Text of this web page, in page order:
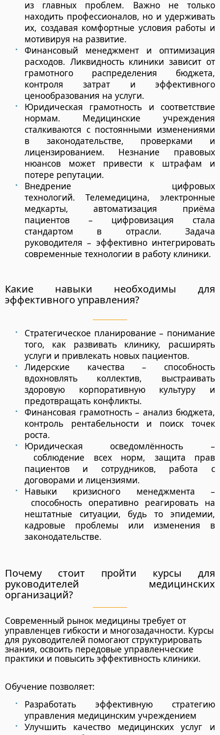
из главных проблем. Важно не только
находить профессионалов, но и удерживать
их, создавая комфортные условия работы и
мотивируя на развитие.
Финансовый менеджмент и оптимизация
расходов. Ликвидность клиники зависит от
грамотного распределения бюджета,
контроля затрат и эффективного
ценообразования на услуги.
Юридическая грамотность и соответствие
нормам. Медицинские учреждения
сталкиваются с постоянными изменениями
в законодательстве, проверками и
лицензированием. Незнание правовых
нюансов может привести к штрафам и
потере репутации.
Внедрение цифровых
технологий.
Телемедицина, электронные
медкарты, автоматизация приёма
пациентов – цифровизация стала
стандартом в отрасли. Задача
руководителя – эффективно интегрировать
современные технологии в работу клиники.
Какие навыки необходимы для
эффективного управления?
Стратегическое планирование – понимание
того, как развивать клинику, расширять
услуги и привлекать новых пациентов.
Лидерские качества – способность
вдохновлять коллектив, выстраивать
здоровую корпоративную культуру и
предотвращать конфликты.
Финансовая грамотность– анализ бюджета,
контроль рентабельности и поиск точек
роста.
Юридическая осведомлённость –
соблюдение всех норм, защита прав
пациентов и сотрудников, работа с
договорами и лицензиями.
Навыки кризисного менеджмента –
способность оперативно реагировать на
нештатные ситуации, будь то эпидемии,
кадровые проблемы или изменения в
законодательстве.
Почему стоит пройти курсы для
руководителей медицинских
организаций?
Современный рынок медицины требует от
управленцев гибкости и многозадачности. Курсы
для руководителей помогают структурировать
знания, освоить передовые управленческие
практики и повысить эффективность клиники.
Обучение позволяет:
Разработать эффективную стратегию
управления медицинским учреждением
Улучшить качество медицинских услуг и